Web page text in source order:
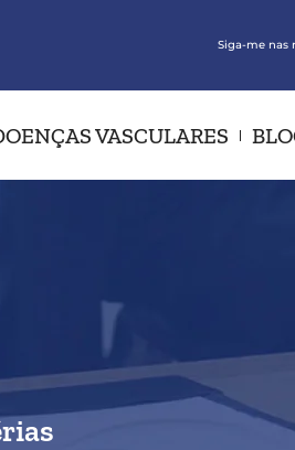
Siga-me nas
VASCULARES